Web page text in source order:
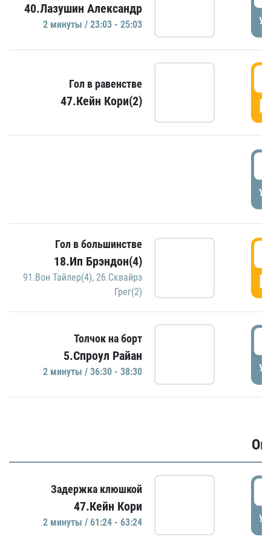
40.Лазушин Александр
2 минуты / 23:03 - 25:03
Гол в равенстве
47.Кейн Кори(2)
Гол в большинстве
18.Ип Брэндон(4)
91.Вон Тайлер(4), 26.Сквайрз
Грег(2)
Толчок на борт
5.Спроул Райан
2 минуты / 36:30 - 38:30
Задержка клюшкой
47.Кейн Кори
2 минуты / 61:24 - 63:24